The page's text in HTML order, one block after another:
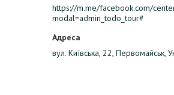
https://m.me/facebook.com/
modal=admin_todo_tour#
вул. Київська, 22, Первомайськ,